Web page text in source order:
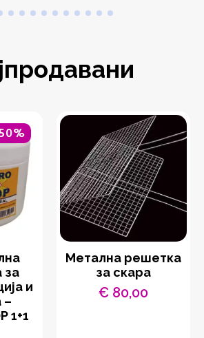
за
и
–
1+1
Метална решетка
за скара
€ 80,00